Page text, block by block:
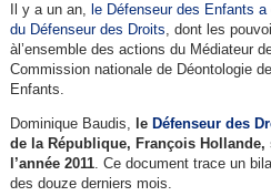
Il y a un an, le Défenseur des Enfants
du Défenseur des Droits, dont les
àl’ensemble des actions du Médiateur
Commission nationale de Déontologie
Enfants.
Dominique Baudis, le Défenseur des
de la République, François
l’année 2011. Ce document trace un
des douze derniers mois.